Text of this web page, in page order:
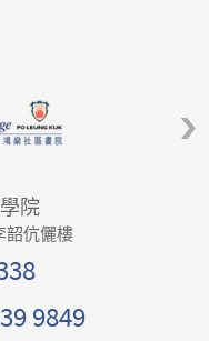
院
韶伉儷樓
9849